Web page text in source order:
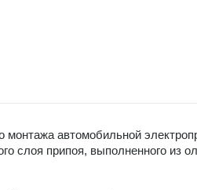
автомобильной
слоя припоя, выполненного из